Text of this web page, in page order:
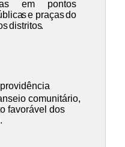
em pontos
se praçasdo
distritos.
comunitário,
favorável dos